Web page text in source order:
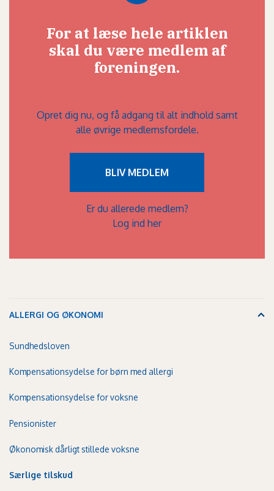
For at læse hele artiklen
skal du være medlem af
foreningen.
Opret dig nu, og få adgang til alt indhold samt
alle øvrige medlemsfordele.
BLIV MEDLEM
Er du allerede medlem?
Log ind her
ALLERGI OG ØKONOMI
Sundhedsloven
Kompensationsydelse for børn med allergi
Kompensationsydelse for voksne
Pensionister
Økonomisk dårligt stillede voksne
Særlige tilskud